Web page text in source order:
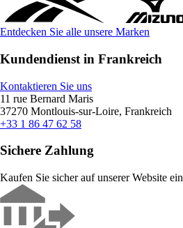
Entdecken Sie alle unsere Marken
Kundendienst in Frankreich
Kontaktieren Sie uns
11 rue Bernard Maris
37270 Montlouis-sur-Loire, Frankreich
+33 1 86 47 62 58
Sichere Zahlung
Kaufen Sie sicher auf unserer Website ein